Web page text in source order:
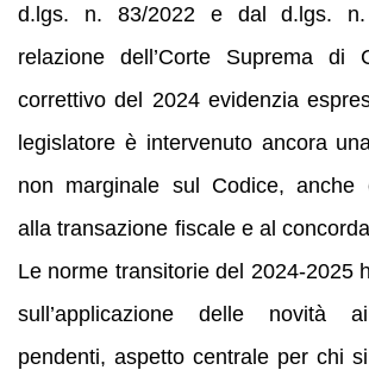
d.lgs. n. 83/2022 e dal d.lgs. n.
relazione dell’Corte Suprema di
correttivo del 2024 evidenzia
legislatore è intervenuto ancora
non marginale sul Codice, anche
alla transazione fiscale e al
Le norme transitorie del 2024-2025
sull’applicazione delle novità
pendenti, aspetto centrale per chi